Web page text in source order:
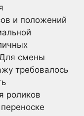
и положений
Для смены
требовалось
роликов